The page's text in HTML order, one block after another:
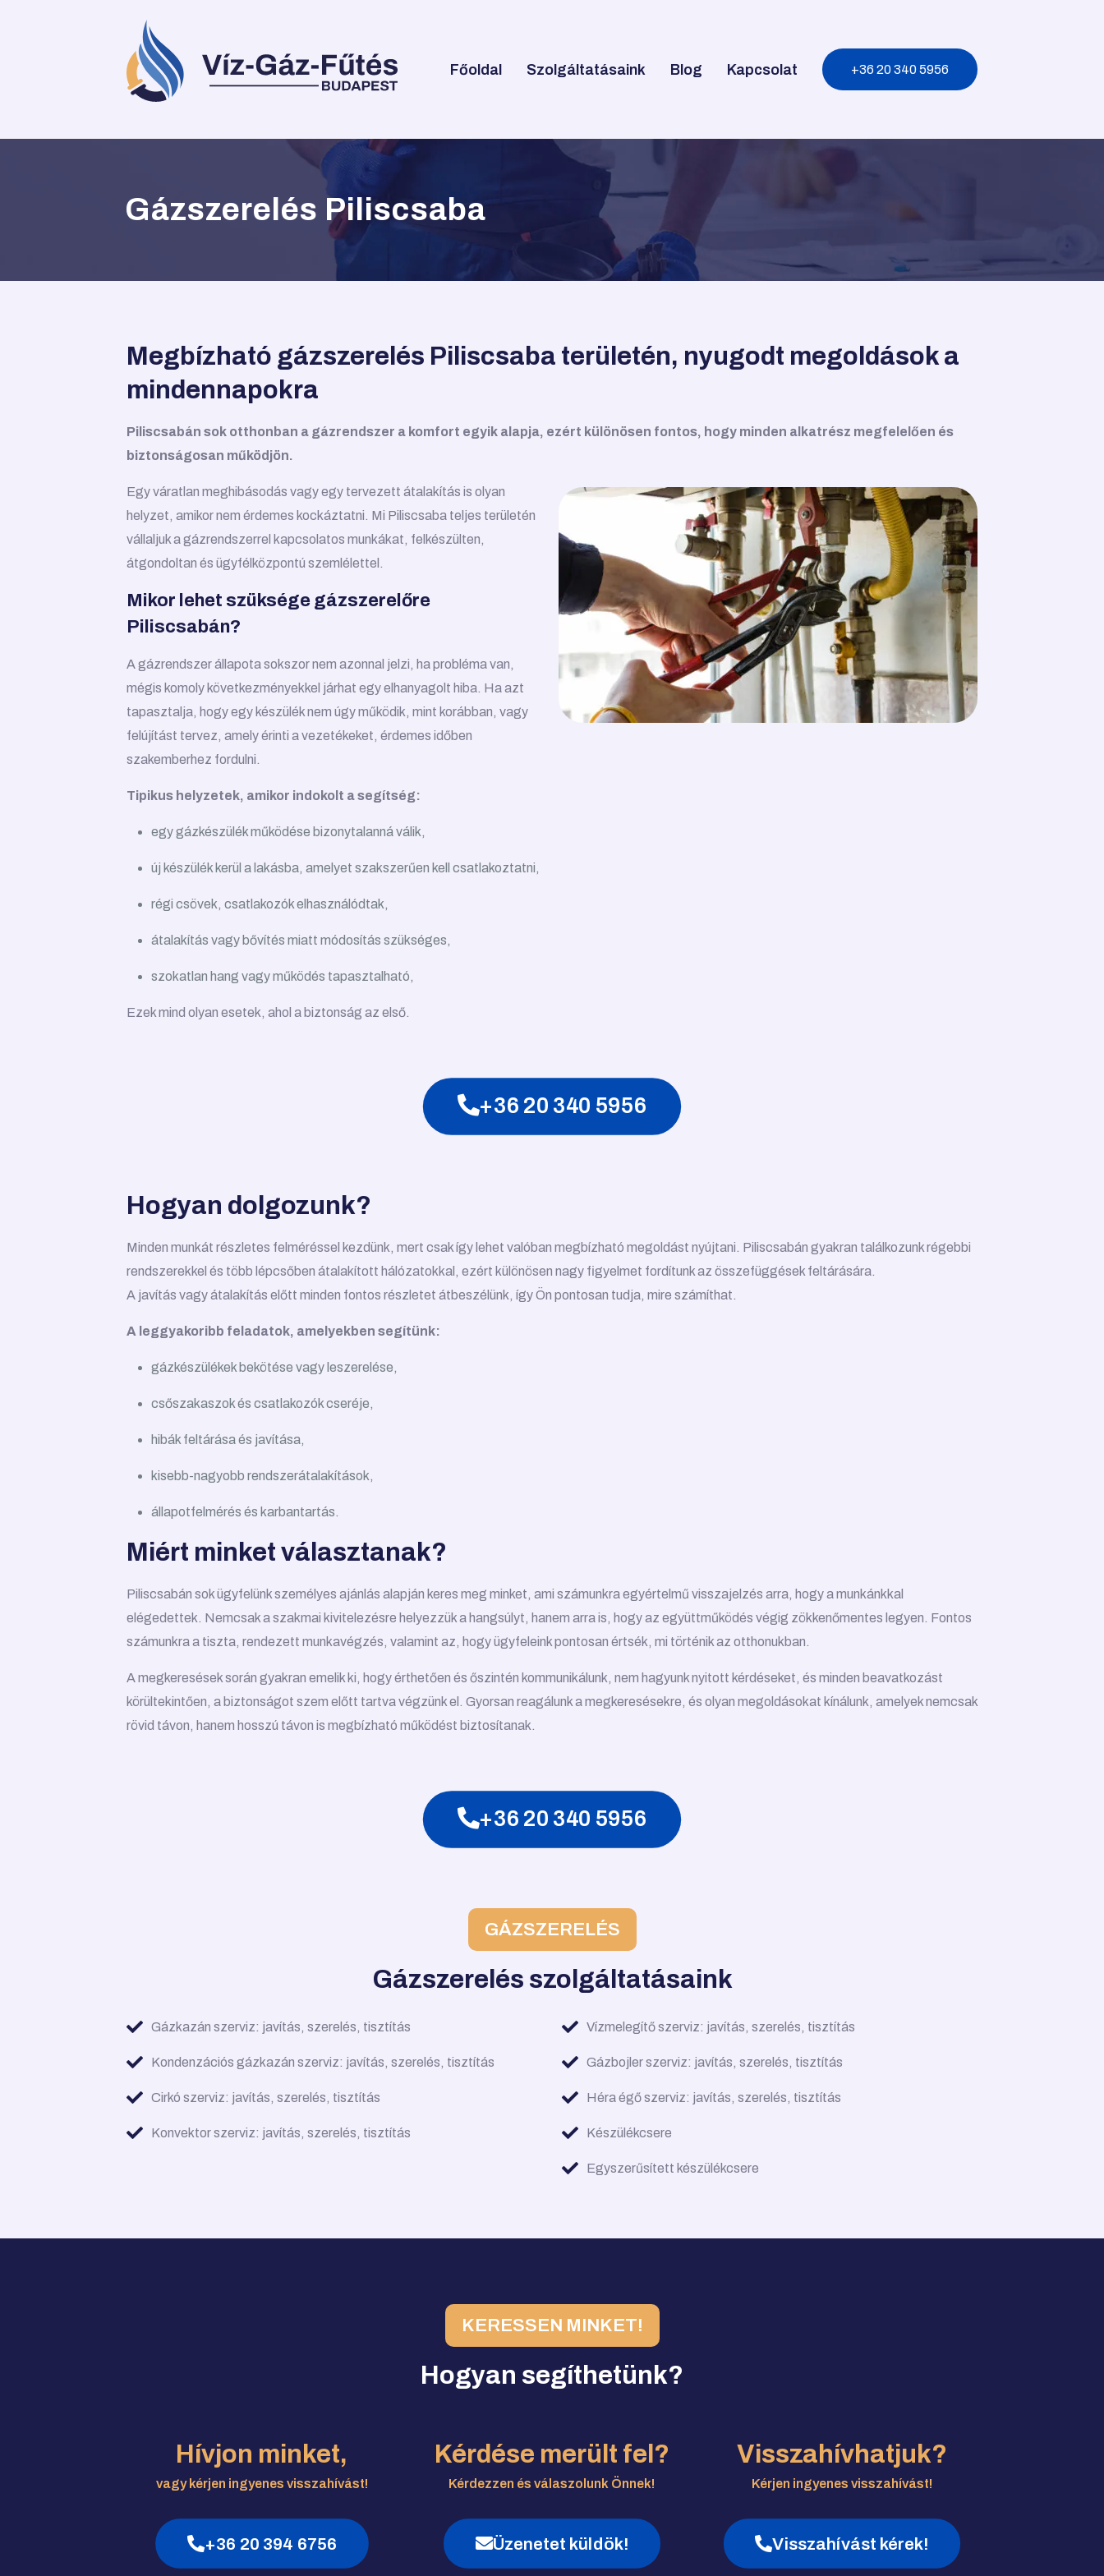
Főoldal Szolgáltatásaink Blog Kapcsolat +36 20 340 5956
Gázszerelés Piliscsaba
Megbízható gázszerelés Piliscsaba területén, nyugodt megoldások a
mindennapokra
Piliscsabán sok otthonban a gázrendszer a komfort egyik alapja, ezért különösen fontos, hogy minden alkatrész megfelelően és
biztonságosan működjön.
Egy váratlan meghibásodás vagy egy tervezett átalakítás is olyan
helyzet, amikor nem érdemes kockáztatni. Mi Piliscsaba teljes területén
vállaljuk a gázrendszerrel kapcsolatos munkákat, felkészülten,
átgondoltan és ügyfélközpontú szemlélettel.
Mikor lehet szüksége gázszerelőre
Piliscsabán?
A gázrendszer állapota sokszor nem azonnal jelzi, ha probléma van,
mégis komoly következményekkel járhat egy elhanyagolt hiba. Ha azt
tapasztalja, hogy egy készülék nem úgy működik, mint korábban, vagy
felújítást tervez, amely érinti a vezetékeket, érdemes időben
szakemberhez fordulni.
Tipikus helyzetek, amikor indokolt a segítség:
egy gázkészülék működése bizonytalanná válik,
új készülék kerül a lakásba, amelyet szakszerűen kell csatlakoztatni,
régi csövek, csatlakozók elhasználódtak,
átalakítás vagy bővítés miatt módosítás szükséges,
szokatlan hang vagy működés tapasztalható,
Ezek mind olyan esetek, ahol a biztonság az első.
+36 20 340 5956
Hogyan dolgozunk?
Minden munkát részletes felméréssel kezdünk, mert csak így lehet valóban megbízható megoldást nyújtani. Piliscsabán gyakran találkozunk régebbi
rendszerekkel és több lépcsőben átalakított hálózatokkal, ezért különösen nagy figyelmet fordítunk az összefüggések feltárására.
A javítás vagy átalakítás előtt minden fontos részletet átbeszélünk, így Ön pontosan tudja, mire számíthat.
A leggyakoribb feladatok, amelyekben segítünk:
gázkészülékek bekötése vagy leszerelése,
csőszakaszok és csatlakozók cseréje,
hibák feltárása és javítása,
kisebb-nagyobb rendszerátalakítások,
állapotfelmérés és karbantartás.
Miért minket választanak?
Piliscsabán sok ügyfelünk személyes ajánlás alapján keres meg minket, ami számunkra egyértelmű visszajelzés arra, hogy a munkánkkal
elégedettek. Nemcsak a szakmai kivitelezésre helyezzük a hangsúlyt, hanem arra is, hogy az együttműködés végig zökkenőmentes legyen. Fontos
számunkra a tiszta, rendezett munkavégzés, valamint az, hogy ügyfeleink pontosan értsék, mi történik az otthonukban.
A megkeresések során gyakran emelik ki, hogy érthetően és őszintén kommunikálunk, nem hagyunk nyitott kérdéseket, és minden beavatkozást
körültekintően, a biztonságot szem előtt tartva végzünk el. Gyorsan reagálunk a megkeresésekre, és olyan megoldásokat kínálunk, amelyek nemcsak
rövid távon, hanem hosszú távon is megbízható működést biztosítanak.
+36 20 340 5956
GÁZSZERELÉS
Gázszerelés szolgáltatásaink
Gázkazán szerviz: javítás, szerelés, tisztítás
Kondenzációs gázkazán szerviz: javítás, szerelés, tisztítás
Cirkó szerviz: javítás, szerelés, tisztítás
Konvektor szerviz: javítás, szerelés, tisztítás
Vízmelegítő szerviz: javítás, szerelés, tisztítás
Gázbojler szerviz: javítás, szerelés, tisztítás
Héra égő szerviz: javítás, szerelés, tisztítás
Készülékcsere
Egyszerűsített készülékcsere
KERESSEN MINKET!
Hogyan segíthetünk?
Hívjon minket,
vagy kérjen ingyenes visszahívást!
+36 20 394 6756
Kérdése merült fel?
Kérdezzen és válaszolunk Önnek!
Üzenetet küldök!
Visszahívhatjuk?
Kérjen ingyenes visszahívást!
Visszahívást kérek!